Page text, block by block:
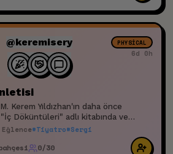
@keremisery PHYSICAL
6d 0h
"İç Döküntüleri" adlı kitabında ve
dergilerinde yayımlanmış ve
açık hava etkinliğidir. Şiirler tema
#Tiyatro#Sergi
0/30